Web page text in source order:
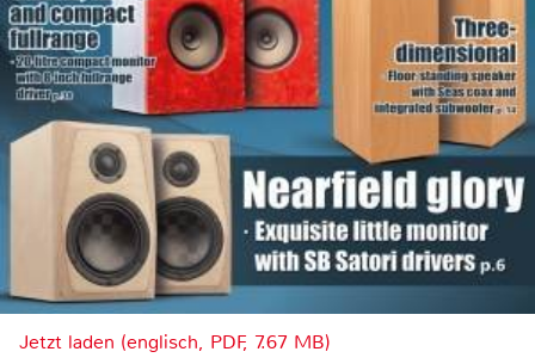
Jetzt laden (englisch, PDF, 7.67 MB)